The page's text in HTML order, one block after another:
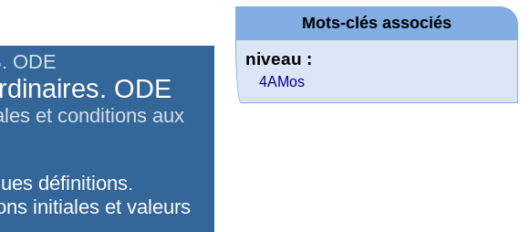
ODE
ODE
et conditions aux
définitions.
initiales et valeurs
Mots-clés associés
niveau :
4AMos